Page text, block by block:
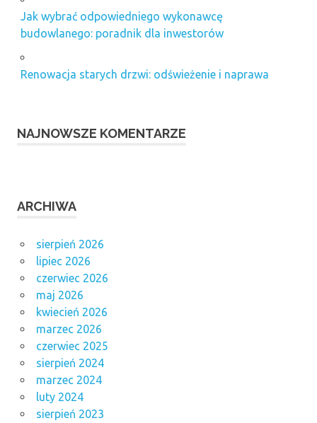
Jak wybrać odpowiedniego wykonawcę
budowlanego: poradnik dla inwestorów
Renowacja starych drzwi: odświeżenie i naprawa
NAJNOWSZE KOMENTARZE
ARCHIWA
sierpień 2026
lipiec 2026
czerwiec 2026
maj 2026
kwiecień 2026
marzec 2026
czerwiec 2025
sierpień 2024
marzec 2024
luty 2024
sierpień 2023